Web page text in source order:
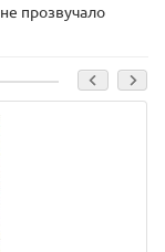
прозвучало